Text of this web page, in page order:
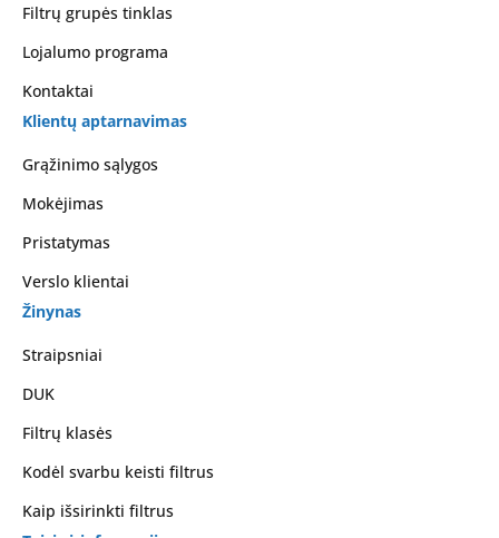
Filtrų grupės tinklas
Lojalumo programa
Kontaktai
Klientų aptarnavimas
Grąžinimo sąlygos
Mokėjimas
Pristatymas
Verslo klientai
Žinynas
Straipsniai
DUK
Filtrų klasės
Kodėl svarbu keisti filtrus
Kaip išsirinkti filtrus